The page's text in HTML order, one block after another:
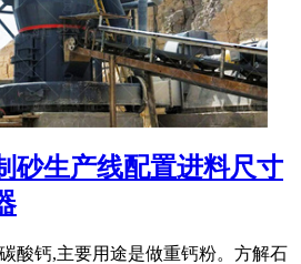
砂生产线配置进料尺寸
酸钙,主要用途是做重钙粉。方解石